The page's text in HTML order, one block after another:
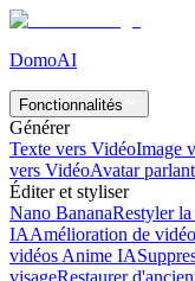
DomoAI
Fonctionnalités
Générer
Texte vers VidéoImage
vers VidéoAvatar
Éditer et styliser
Nano BananaRestyler
IAAmélioration de
vidéos Anime IA
visageRestaurer